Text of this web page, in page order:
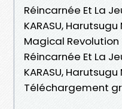
Réincarnée Et La
KARASU, Harutsugu
Magical
Réincarnée Et La
KARASU, Harutsugu
Téléchargement